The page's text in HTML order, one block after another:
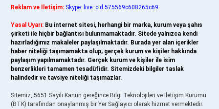
Reklam ve İletişim: Skype: live:.cid.575569c608265c69
Yasal Uyarı: Bu internet sitesi, herhangi bir marka, kurum veya şahıs
şirketi ile hiçbir bağlantısı bulunmamaktadır. Sitede yalnızca kendi
hazırladığımız makaleler paylaşılmaktadır. Burada yer alan içerikler
haber niteliği taşımamakta olup, gerçek kurum ve kişiler hakkında
paylaşım yapılmamaktadır. Gerçek kurum ve kişiler ile isim
benzerlikleri tamamen tesadüfidir. Sitemizdeki bilgiler taslak
halindedir ve tavsiye niteliği taşımazlar.
Sitemiz, 5651 Sayılı Kanun gereğince Bilgi Teknolojileri ve İletişim Kurumu
(BTK) tarafından onaylanmış bir Yer Sağlayıcı olarak hizmet vermektedir.